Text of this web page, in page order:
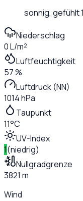
sonnig, gefühlt
Niederschlag
0 L/m²
Luftfeuchtigkeit
57 %
Luftdruck (NN)
1014 hPa
Taupunkt
11°C
UV-Index
1(niedrig)
Nullgradgrenze
3821 m
Wind